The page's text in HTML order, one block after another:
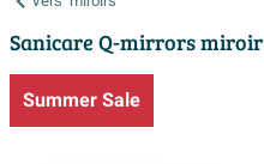
Summer Sale